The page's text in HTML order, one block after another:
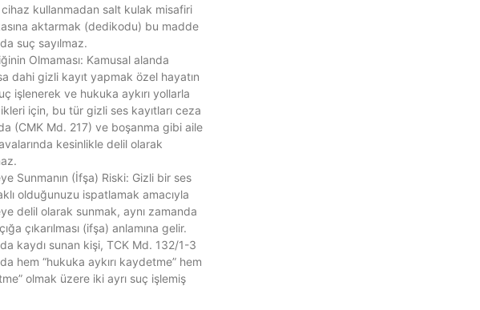
cihaz kullanmadan salt kulak misafiri
aktarmak (dedikodu) bu madde
suç sayılmaz.
Olmaması: Kamusal alanda
dahi gizli kayıt yapmak özel hayatın
işlenerek ve hukuka aykırı yollarla
için, bu tür gizli ses kayıtları ceza
(CMK Md. 217) ve boşanma gibi aile
kesinlikle delil olarak
Sunmanın (İfşa) Riski: Gizli bir ses
olduğunuzu ispatlamak amacıyla
delil olarak sunmak, aynı zamanda
çıkarılması (ifşa) anlamına gelir.
kaydı sunan kişi, TCK Md. 132/1-3
hem “hukuka aykırı kaydetme” hem
olmak üzere iki ayrı suç işlemiş